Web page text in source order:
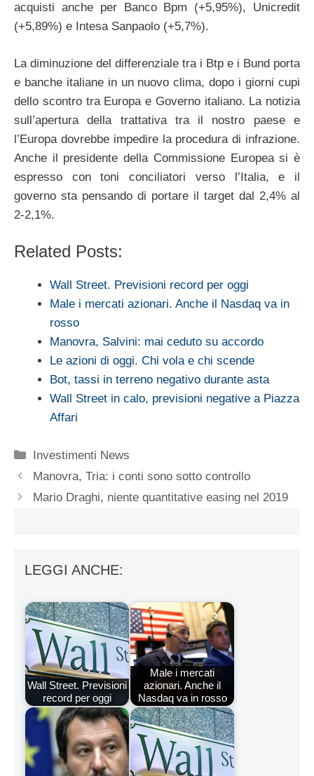
acquisti anche per Banco Bpm (+5,95%), Unicredit
(+5,89%) e Intesa Sanpaolo (+5,7%).
La diminuzione del differenziale tra i Btp e i Bund porta
e banche italiane in un nuovo clima, dopo i giorni cupi
dello scontro tra Europa e Governo italiano. La notizia
sull’apertura della trattativa tra il nostro paese e
l’Europa dovrebbe impedire la procedura di infrazione.
Anche il presidente della Commissione Europea si è
espresso con toni conciliatori verso l’Italia, e il
governo sta pensando di portare il target dal 2,4% al
2-2,1%.
Related Posts:
Wall Street. Previsioni record per oggi
Male i mercati azionari. Anche il Nasdaq va in
rosso
Manovra, Salvini: mai ceduto su accordo
Le azioni di oggi. Chi vola e chi scende
Bot, tassi in terreno negativo durante asta
Wall Street in calo, previsioni negative a Piazza
Affari
Categorie
Investimenti News
Manovra, Tria: i conti sono sotto controllo
Mario Draghi, niente quantitative easing nel 2019
LEGGI ANCHE:
Wall Street. Previsioni
record per oggi
Male i mercati
azionari. Anche il
Nasdaq va in rosso